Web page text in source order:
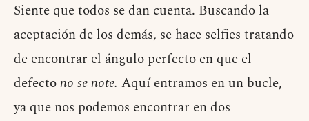
Siente que todos se dan cuenta. Buscando la
aceptación de los demás, se hace selfies tratando
de encontrar el ángulo perfecto en que el
defectono se note. Aquí entramos en un bucle,
ya que nos podemos encontrar en dos